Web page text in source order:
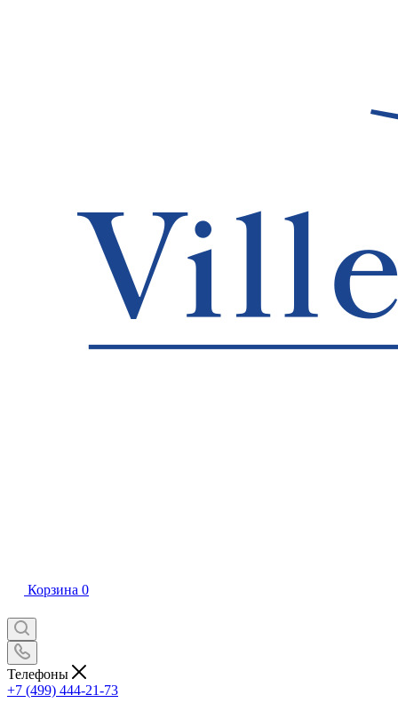
Корзина 0
Телефоны
+7 (499) 444-21-73